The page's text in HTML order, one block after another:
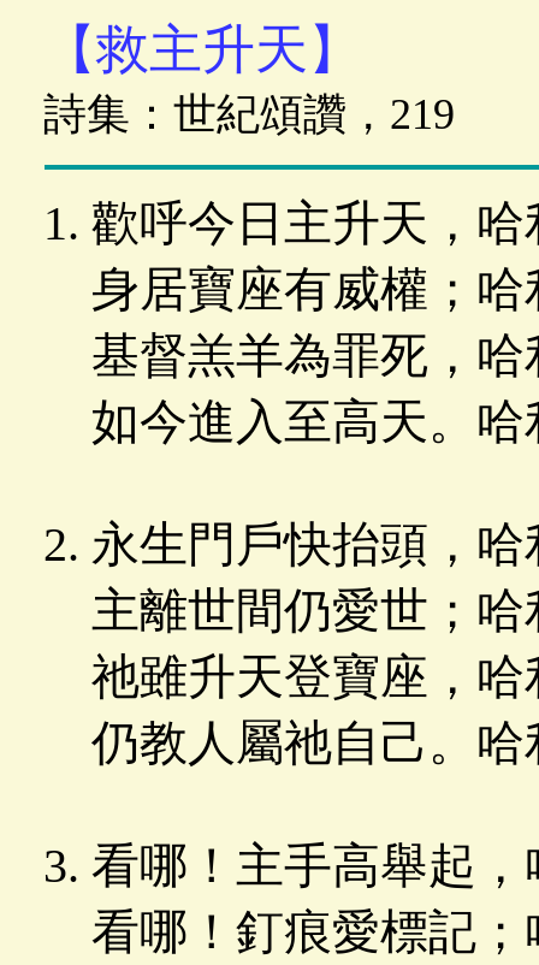
【救主升天】
詩集：世紀頌讚，219
歡呼今日主升天，哈
身居寶座有威權；哈
基督羔羊為罪死，哈
如今進入至高天。哈
永生門戶快抬頭，
主離世間仍愛世；哈
祂雖升天登寶座，哈
仍教人屬祂自己。哈
看哪！主手高舉起
看哪！釘痕愛標記